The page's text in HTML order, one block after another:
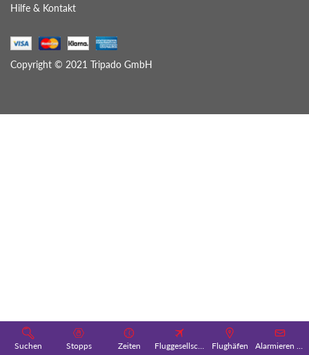
Suchen Stopps Zeiten Fluggesellschaften Flughäfen Alarmieren Sie mich
Hilfe & Kontakt
Copyright © 2021 Tripado GmbH